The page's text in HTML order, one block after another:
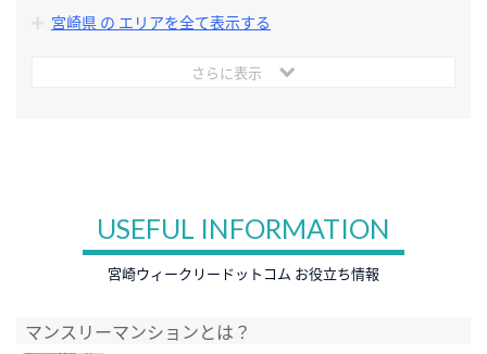
宮崎県 の エリアを全て表示する
さらに表示
USEFUL INFORMATION
宮崎ウィークリードットコム お役立ち情報
マンスリーマンションとは？